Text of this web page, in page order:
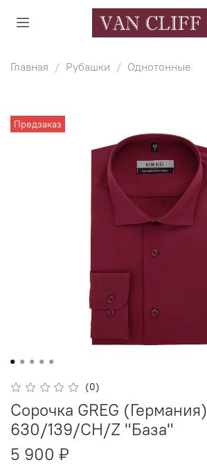
Главная Рубашки Однотонные
Предзаказ
(0)
Сорочка GREG (Германия)
630/139/CH/Z "База"
5 900 ₽